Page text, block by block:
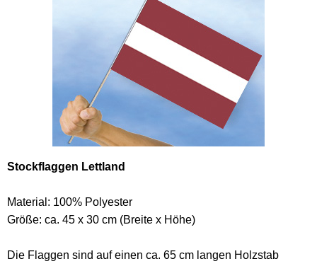
Stockflaggen Lettland
Material: 100% Polyester
Größe: ca. 45 x 30 cm (Breite x Höhe)
Die Flaggen sind auf einen ca. 65 cm langen Holzstab